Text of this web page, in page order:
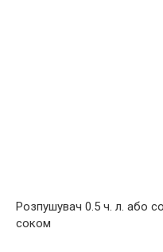
Розпушувач 0.5 ч. л. або
соком